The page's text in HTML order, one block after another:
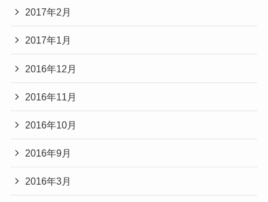
2017年2月
2017年1月
2016年12月
2016年11月
2016年10月
2016年9月
2016年3月